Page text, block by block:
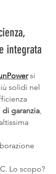
integrata
si
solidi nel
di garanzia
Lo scopo?